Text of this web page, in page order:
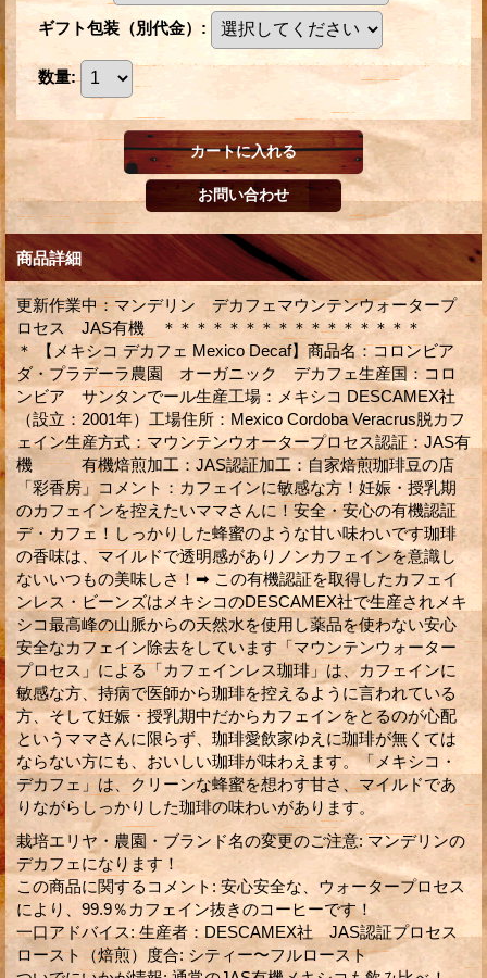
ギフト包装（別代金） :
数量:
商品詳細
更新作業中：マンデリン デカフェマウンテンウォータープ
ロセス JAS有機 ＊＊＊＊＊＊＊＊＊＊＊＊＊＊＊＊
＊ 【メキシコ デカフェ Mexico Decaf】商品名：コロンビア
ダ・プラデーラ農園 オーガニック デカフェ生産国：コロ
ンビア サンタンでール生産工場：メキシコ DESCAMEX社
（設立：2001年）工場住所：Mexico Cordoba Veracrus脱カフ
ェイン生産方式：マウンテンウオータープロセス認証：JAS有
機 有機焙煎加工：JAS認証加工：自家焙煎珈琲豆の店
「彩香房」コメント：カフェインに敏感な方！妊娠・授乳期
のカフェインを控えたいママさんに！安全・安心の有機認証
デ・カフェ！しっかりした蜂蜜のような甘い味わいです珈琲
の香味は、マイルドで透明感がありノンカフェインを意識し
ないいつもの美味しさ！➡ この有機認証を取得したカフェイ
ンレス・ビーンズはメキシコのDESCAMEX社で生産されメキ
シコ最高峰の山脈からの天然水を使用し薬品を使わない安心
安全なカフェイン除去をしています「マウンテンウォーター
プロセス」による「カフェインレス珈琲」は、カフェインに
敏感な方、持病で医師から珈琲を控えるように言われている
方、そして妊娠・授乳期中だからカフェインをとるのが心配
というママさんに限らず、珈琲愛飲家ゆえに珈琲が無くては
ならない方にも、おいしい珈琲が味わえます。「メキシコ・
デカフェ」は、クリーンな蜂蜜を想わす甘さ、マイルドであ
りながらしっかりした珈琲の味わいがあります。
栽培エリヤ・農園・ブランド名の変更のご注意: マンデリンの
デカフェになります！
この商品に関するコメント : 安心安全な、ウォータープロセス
により、99.9％カフェイン抜きのコーヒーです！
一口アドバイス: 生産者：DESCAMEX社 JAS認証プロセス
ロースト（焙煎）度合: シティー〜フルロースト